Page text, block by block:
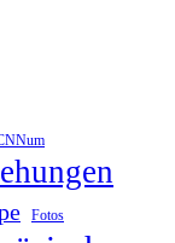
Fotos